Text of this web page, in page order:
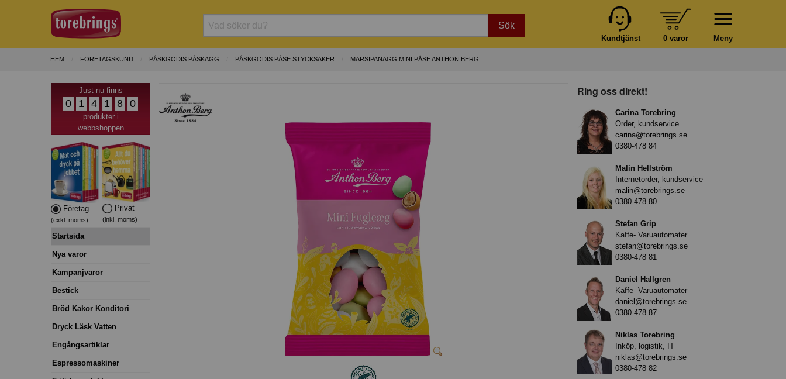
Sök
Meny
0 varor
Kundtjänst
HEM FÖRETAGSKUND PÅSKGODIS PÅSKÄGG PÅSKGODIS PÅSE STYCKSAKER MARSIPANÄGG MINI PÅSE ANTHON BERG
Just nu finns
0 1 4 1 8 0
produkter i
webbshoppen
Företag
(exkl. moms)
Privat
(inkl. moms)
Startsida
Nya varor
Kampanjvaror
Bestick
Bröd Kakor Konditori
Dryck Läsk Vatten
Engångsartiklar
Espressomaskiner
Ring oss direkt!
Carina Torebring
Order, kundservice
carina@torebrings.se
0380-478 84
Malin Hellström
Internetorder, kundservice
malin@torebrings.se
0380-478 80
Stefan Grip
Kaffe- Varuautomater
stefan@torebrings.se
0380-478 81
Daniel Hallgren
Kaffe- Varuautomater
daniel@torebrings.se
0380-478 87
Niklas Torebring
Inköp, logistik, IT
niklas@torebrings.se
0380-478 82